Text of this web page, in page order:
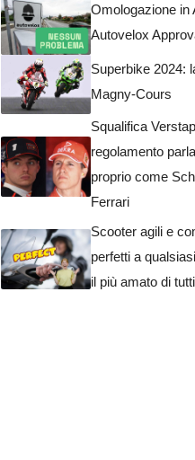
Omologazione in
Autovelox
Superbike 2024:
Magny-Cours
Squalifica
regolamento
proprio come
Ferrari
Scooter agili e
perfetti a
il più amato di tutti